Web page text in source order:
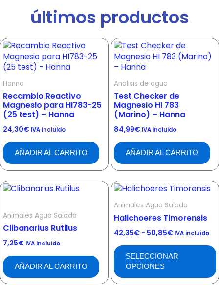
últimos productos
Hanna
Recambio Reactivo
Magnesio para HI783-25
(25 test) – Hanna
24,30€ IVA incluido
AÑADIR AL CARRITO
Análisis de agua
Test Checker de
Magnesio HI 783
(Marino) – Hanna
84,99€ IVA incluido
AÑADIR AL CARRITO
Animales Agua Salada
Clibanarius Rutilus
7,25€ IVA incluido
AÑADIR AL CARRITO
Animales Agua Salada
Halichoeres Timorensis
42,35€ - 50,85€
Rango
de
precios:
desde
42,35€
50,85€
IVA incluido
SELECCIONAR
OPCIONES
Este
tiene
múltiples
variantes.
Las
opciones
pueden
elegir